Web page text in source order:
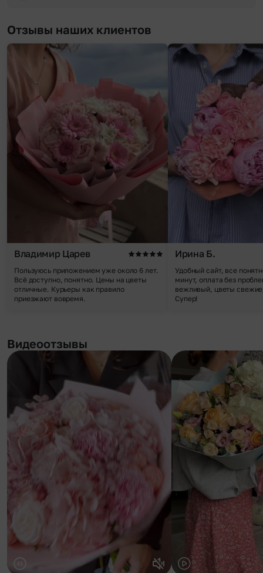
Отзывы наших клиентов
Владимир Царев
Пользуюсь приложением уже около 6 лет.
Всё доступно, понятно. Цены на цветы
отличные. Курьеры как правило
приезжают вовремя.
Ирина Б.
Удобный сайт, все
минут, оплата без
вежливый, цветы
Супер!
Видеоотзывы